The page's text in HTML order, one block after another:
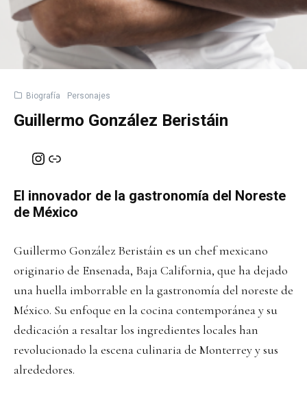
Biografía Personajes
Guillermo González Beristáin
Instagram
Enlace
El innovador de la gastronomía del Noreste
de México
Guillermo González Beristáin es un chef mexicano
originario de Ensenada, Baja California, que ha dejado
una huella imborrable en la gastronomía del noreste de
México. Su enfoque en la cocina contemporánea y su
dedicación a resaltar los ingredientes locales han
revolucionado la escena culinaria de Monterrey y sus
alrededores.